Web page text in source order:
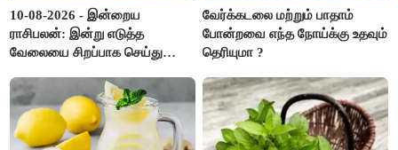
10-08-2026 - இன்றைய
ராசிபலன்: இன்று எடுத்த
வேலையை சிறப்பாக செய்து
அதே நேரத்தில் கூடுதலாக
உழைக்க வேண்டி இருக்கும்..!
வேர்க்கடலை மற்றும் பாதாம்
போன்றவை எந்த நோய்க்கு உதவும்
தெரியுமா ?